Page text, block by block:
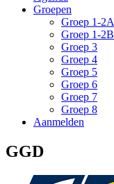
Groepen
Groep 1-2A
Groep 1-2B
Groep 3
Groep 4
Groep 5
Groep 6
Groep 7
Groep 8
Aanmelden
GGD